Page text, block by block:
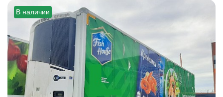
В наличии